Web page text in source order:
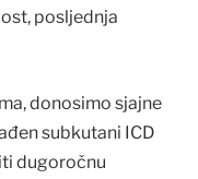
posljednja
donosimo sjajne
subkutani ICD
dugoročnu